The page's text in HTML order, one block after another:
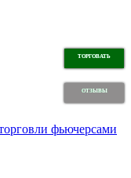
ТОРГОВАТЬ
ОТЗЫВЫ